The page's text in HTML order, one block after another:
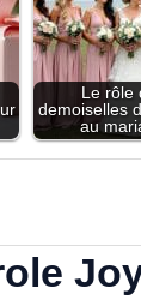
Le rôle
demoiselles
au